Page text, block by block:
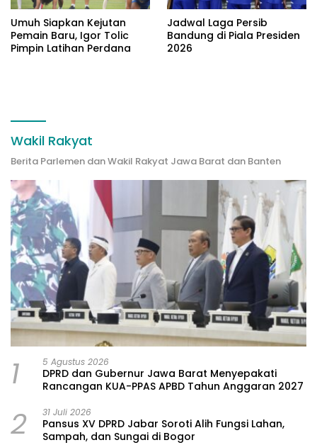
Umuh Siapkan Kejutan
Pemain Baru, Igor Tolic
Pimpin Latihan Perdana
Jadwal Laga Persib
Bandung di Piala Presiden
2026
Wakil Rakyat
Berita Parlemen dan Wakil Rakyat Jawa Barat dan Banten
1 5 Agustus 2026
DPRD dan Gubernur Jawa Barat Menyepakati
Rancangan KUA-PPAS APBD Tahun Anggaran 2027
2 31 Juli 2026
Pansus XV DPRD Jabar Soroti Alih Fungsi Lahan,
Sampah, dan Sungai di Bogor